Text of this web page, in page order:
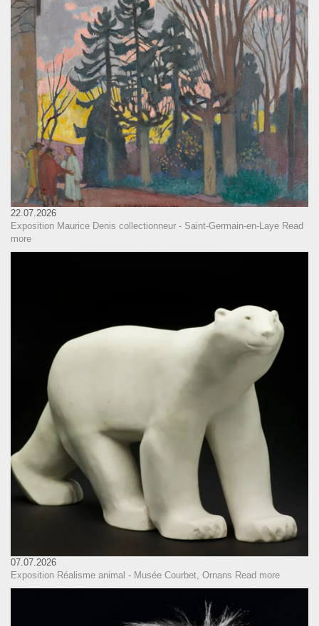
22.07.2026
Exposition Maurice Denis collectionneur - Saint-Germain-en-Laye Read
more
07.07.2026
Exposition Réalisme animal - Musée Courbet, Ornans Read more